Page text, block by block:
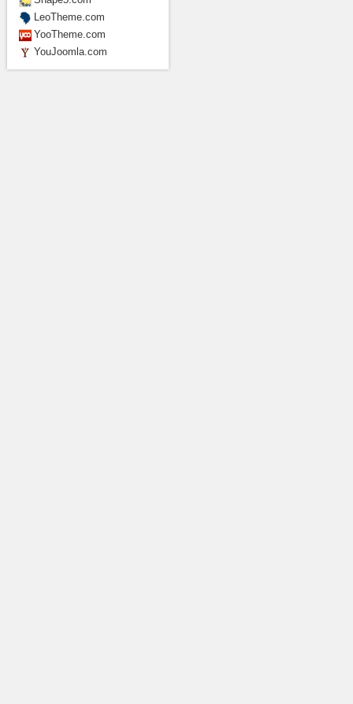
LeoTheme.com
YooTheme.com
YouJoomla.com